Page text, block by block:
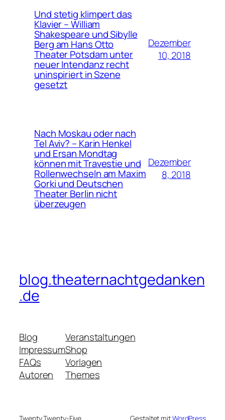
Und stetig klimpert das
Klavier – William
Shakespeare und Sibylle
Berg am Hans Otto
Theater Potsdam unter
neuer Intendanz recht
uninspiriert in Szene
gesetzt
Dezember
10, 2018
Nach Moskau oder nach
Tel Aviv? – Karin Henkel
und Ersan Mondtag
können mit Travestie und
Rollenwechseln am Maxim
Gorki und Deutschen
Theater Berlin nicht
überzeugen
Dezember
8, 2018
blog.theaternachtgedanken
.de
Blog
Impressum
FAQs
Autoren
Veranstaltungen
Shop
Vorlagen
Themes
Twenty Twenty-Five Gestaltet mitWordPress